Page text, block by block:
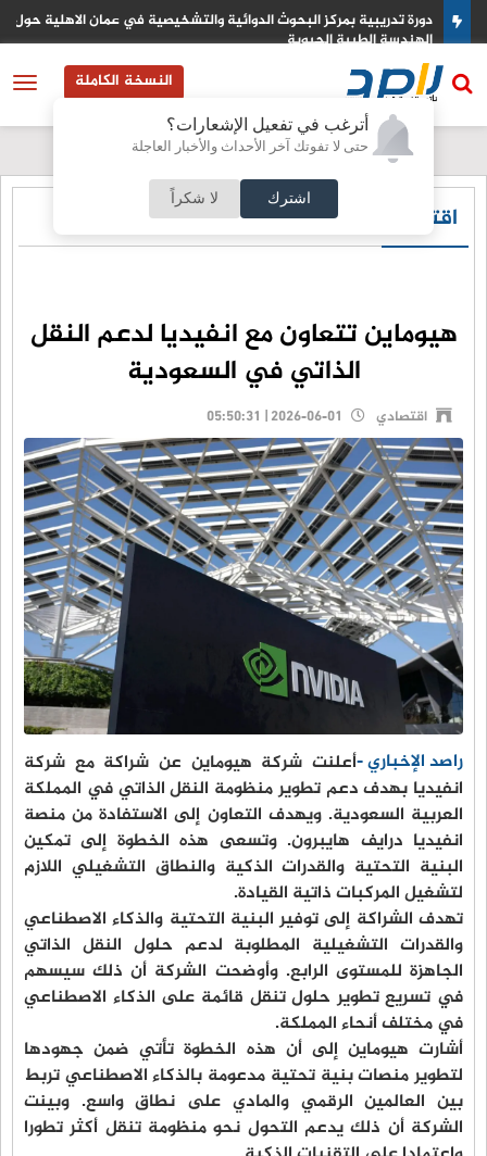
أترغب في تفعيل الإشعارات؟
حتى لا تفوتك آخر الأحداث والأخبار العاجلة
اشترك لا شكراً
دورة تدريبية بمركز البحوث الدوائية والتشخيصية في عمان الاهلية حول
الهندسة الطبية الحيوية
النسخة الكاملة
اقتصادي
هيوماين تتعاون مع انفيديا لدعم النقل
الذاتي في السعودية
اقتصادي
راصد الإخباري -أعلنت شركة هيوماين عن شراكة مع شركة
انفيديا بهدف دعم تطوير منظومة النقل الذاتي في المملكة
العربية السعودية. ويهدف التعاون إلى الاستفادة من منصة
انفيديا درايف هايبرون. وتسعى هذه الخطوة إلى تمكين
البنية التحتية والقدرات الذكية والنطاق التشغيلي اللازم
لتشغيل المركبات ذاتية القيادة.
تهدف الشراكة إلى توفير البنية التحتية والذكاء الاصطناعي
والقدرات التشغيلية المطلوبة لدعم حلول النقل الذاتي
الجاهزة للمستوى الرابع. وأوضحت الشركة أن ذلك سيسهم
في تسريع تطوير حلول تنقل قائمة على الذكاء الاصطناعي
في مختلف أنحاء المملكة.
أشارت هيوماين إلى أن هذه الخطوة تأتي ضمن جهودها
لتطوير منصات بنية تحتية مدعومة بالذكاء الاصطناعي تربط
بين العالمين الرقمي والمادي على نطاق واسع. وبينت
الشركة أن ذلك يدعم التحول نحو منظومة تنقل أكثر تطورا